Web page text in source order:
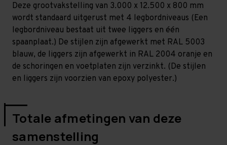
Deze grootvakstelling van 3.000 x 12.500 x 800 mm
wordt standaard uitgerust met 4 legbordniveaus (Een
legbordniveau bestaat uit twee liggers en één
spaanplaat.) De stijlen zijn afgewerkt met RAL 5003
blauw, de liggers zijn afgewerkt in RAL 2004 oranje en
de schoringen en voetplaten zijn verzinkt. (De stijlen
en liggers zijn voorzien van epoxy polyester.)
Totale afmetingen van deze
samenstelling